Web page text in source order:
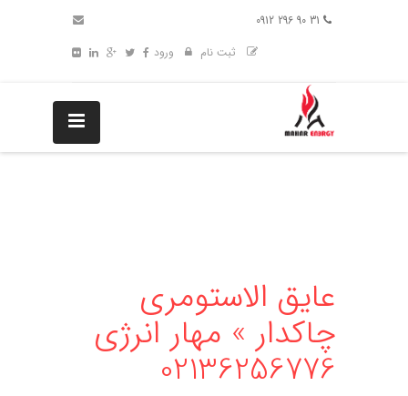
ثبت نام
ورود
عایق الاستومری
چاکدار » مهار انرژی
02136256776